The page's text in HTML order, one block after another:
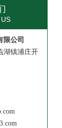
限公司
湖镇浦庄开